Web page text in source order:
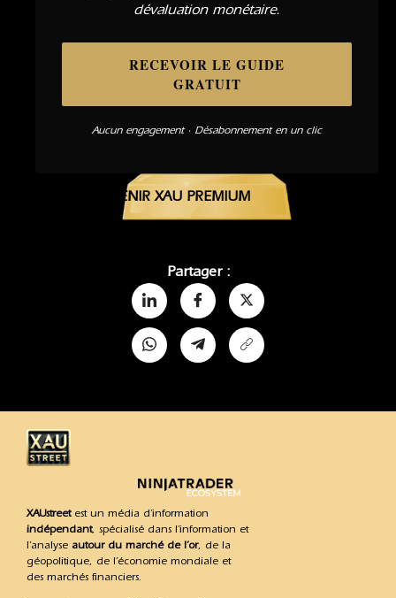
dévaluation monétaire.
RECEVOIR LE GUIDE
GRATUIT
Aucun engagement · Désabonnement en un clic
DEVENIR XAU PREMIUM
Partager :
XAUstreetest un média d’information
indépendant, spécialisé dans l’information et
l’analyse autour du marché de l’or, de la
géopolitique, de l’économie mondiale et
des marchés financiers.